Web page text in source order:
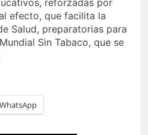
reforzadas por
efecto, que facilita la
Salud, preparatorias para
Sin Tabaco, que se
WhatsApp